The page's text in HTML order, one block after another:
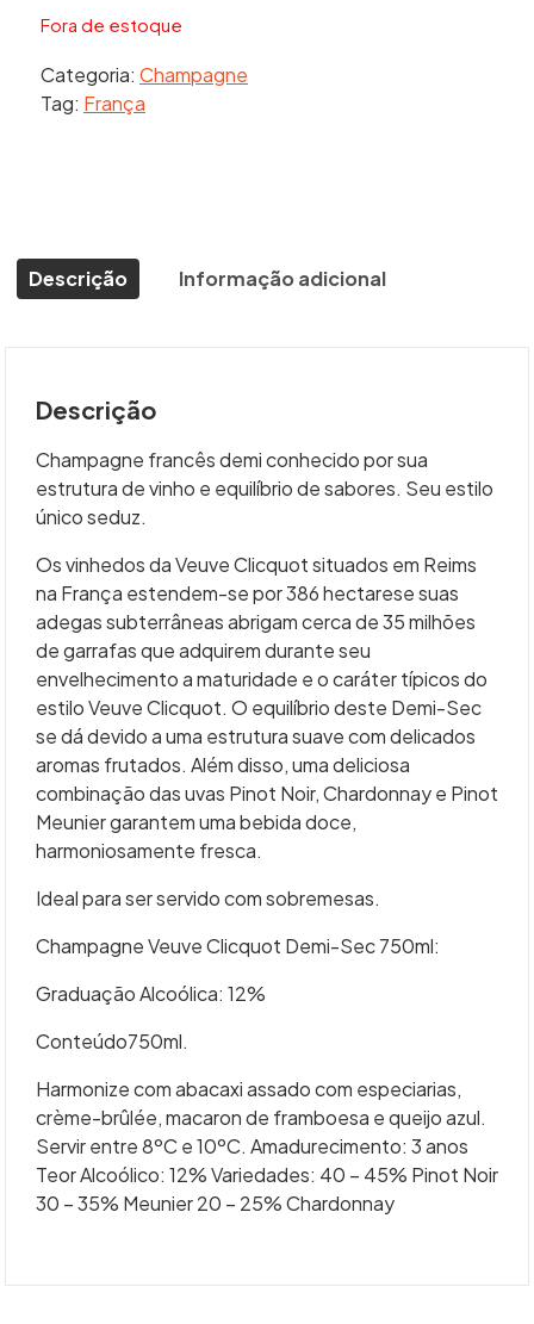
Fora de estoque
Categoria: Champagne
Tag: França
Descrição Informação adicional
Descrição
Champagne francês demi conhecido por sua
estrutura de vinho e equilíbrio de sabores. Seu estilo
único seduz.
Os vinhedos da Veuve Clicquot situados em Reims
na França estendem-se por 386 hectarese suas
adegas subterrâneas abrigam cerca de 35 milhões
de garrafas que adquirem durante seu
envelhecimento a maturidade e o caráter típicos do
estilo Veuve Clicquot. O equilíbrio deste Demi-Sec
se dá devido a uma estrutura suave com delicados
aromas frutados. Além disso, uma deliciosa
combinação das uvas Pinot Noir, Chardonnay e Pinot
Meunier garantem uma bebida doce,
harmoniosamente fresca.
Ideal para ser servido com sobremesas.
Champagne Veuve Clicquot Demi-Sec 750ml:
Graduação Alcoólica: 12%
Conteúdo750ml.
Harmonize com abacaxi assado com especiarias,
crème-brûlée, macaron de framboesa e queijo azul.
Servir entre 8ºC e 10ºC. Amadurecimento: 3 anos
Teor Alcoólico: 12% Variedades: 40 – 45% Pinot Noir
30 – 35% Meunier 20 – 25% Chardonnay